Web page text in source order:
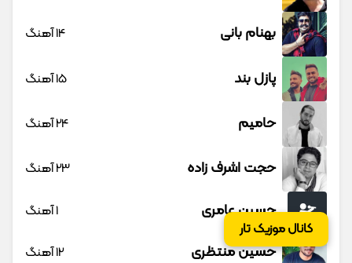
کانال موزیک تار
بهنام بانی 14 آهنگ
پازل بند 15 آهنگ
حامیم 24 آهنگ
حجت اشرف زاده 23 آهنگ
حسین عامری 1 آهنگ
حسین منتظری 12 آهنگ